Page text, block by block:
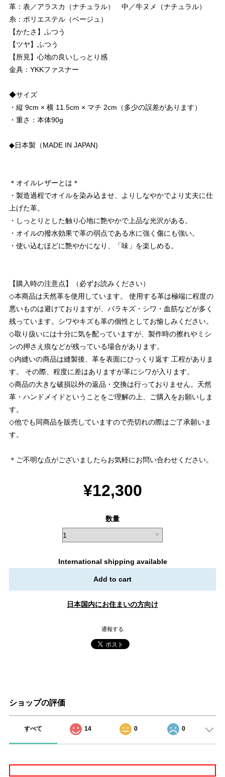
革：表／アラスカ（ナチュラル） 中／牛ヌメ（ナチュラル）
糸：ポリエステル（ベージュ）
【かたさ】ふつう
【ツヤ】ふつう
【所見】心地の良いしっとり感
金具：YKKファスナー
◆サイズ
・縦 9cm × 横 11.5cm × マチ 2cm（多少の誤差があります）
・重さ：本体90g
◆日本製（MADE IN JAPAN)
＊オイルレザーとは＊
・製造過程でオイルを染み込ませ、よりしなやかでより丈夫に仕
上げた革。
・しっとりとした触り心地に艶やかで上品な光沢がある。
・オイルの撥水効果で革の弱点である水に強く傷にも強い。
・使い込むほどに艶やかになり、「味」を楽しめる。
【購入時の注意点】（必ずお読みください）
◇本商品は天然革を使用しています。 使用する革は極端に程度の
悪いものは避けておりますが、バラキズ・シワ・血筋などが多く
残っています。シワやキズも革の個性としてお愉しみください。
◇取り扱いには十分に気を配っていますが、製作時の擦れやミシ
ンの押さえ痕などが残っている場合があります。
◇内縫いの商品は縫製後、革を表面にひっくり返す 工程がありま
す。 その際、程度に差はありますが革にシワが入ります。
◇商品の大きな破損以外の返品・交換は行っておりません。天然
革・ハンドメイドということをご理解の上、ご購入をお願いしま
す。
◇他でも同商品を販売していますので売切れの際はご了承願いま
す。
＊ご不明な点がございましたらお気軽にお問い合わせください。
¥12,300
数量
International shipping available
Add to cart
日本国内にお住まいの方向け
通報する
ショップの評価
すべて 14 0 0